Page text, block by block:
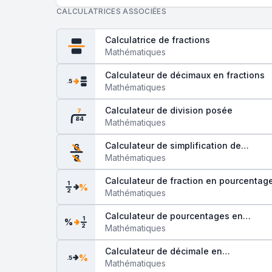
CALCULATRICES ASSOCIÉES
Calculatrice de fractions
Mathématiques
.5
Calculateur de décimaux en fractions
Mathématiques
84
7
Calculateur de division posée
Mathématiques
6
8
Calculateur de simplification de
fractions
Mathématiques
1
2 %
Calculateur de fraction en
Mathématiques
% 1
2
Calculateur de pourcentages en
fractions
Mathématiques
.5 %
Calculateur de décimale en
pourcentage
Mathématiques